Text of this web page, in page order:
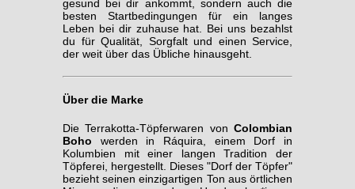
gesund bei dir ankommt, sondern auch die
besten Startbedingungen für ein langes
Leben bei dir zuhause hat. Bei uns bezahlst
du für Qualität, Sorgfalt und einen Service,
der weit über das Übliche hinausgeht.
Über die Marke
Die Terrakotta-Töpferwaren von Colombian
Boho werden in Ráquira, einem Dorf in
Kolumbien mit einer langen Tradition der
Töpferei, hergestellt. Dieses "Dorf der Töpfer"
bezieht seinen einzigartigen Ton aus örtlichen